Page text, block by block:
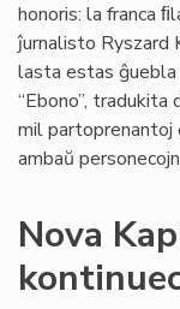
honoris: la franca
ĵurnalisto Ryszard
lasta estas ĝuebla
“Ebono”, tradukita
mil partoprenantoj
ambaŭ
Nova